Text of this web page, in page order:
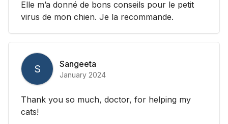
Elle m’a donné de bons conseils pour le petit
virus de mon chien. Je la recommande.
S Sangeeta
January 2024
Thank you so much, doctor, for helping my
cats!